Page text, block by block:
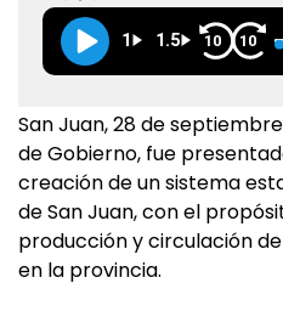
1 1.5 10 10
San Juan, 28 de
de Gobierno, fue
creación de un sistema
de San Juan, con el
producción y circulación
en la provincia.